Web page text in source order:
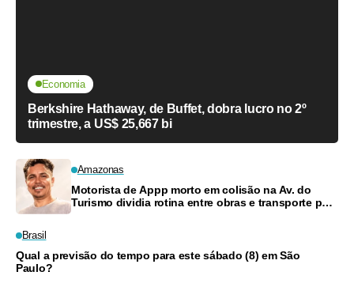
Economia
Berkshire Hathaway, de Buffet, dobra lucro no 2º
trimestre, a US$ 25,667 bi
Amazonas
Motorista de Appp morto em colisão na Av. do
Turismo dividia rotina entre obras e transporte para
Brasil
Qual a previsão do tempo para este sábado (8) em São
Paulo?